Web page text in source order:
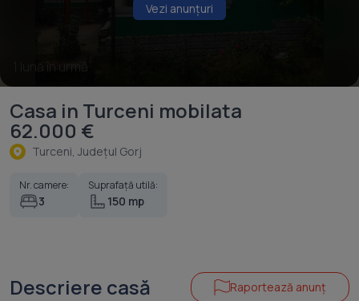
Vezi anunțuri
1 lună în urmă
Casa in Turceni mobilata
62.000 €
Turceni, Judeţul Gorj
Nr. camere:
3
Suprafață utilă:
150 mp
Descriere casă Raportează anunț